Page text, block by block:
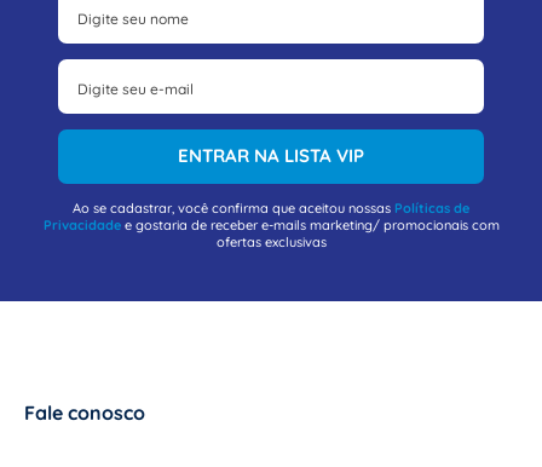
ENTRAR NA LISTA VIP
Ao se cadastrar, você confirma que aceitou nossas Políticas de
Privacidadee gostaria de receber e-mails marketing/ promocionais com
ofertas exclusivas
Fale conosco